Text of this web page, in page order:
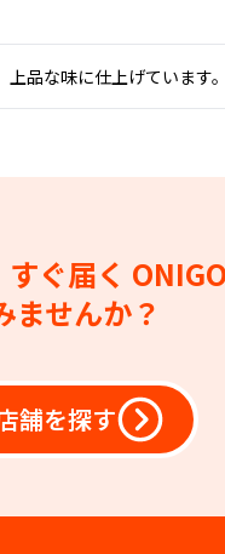
品な味に仕上げています。
ぐ届く
ませんか？
舗を探す